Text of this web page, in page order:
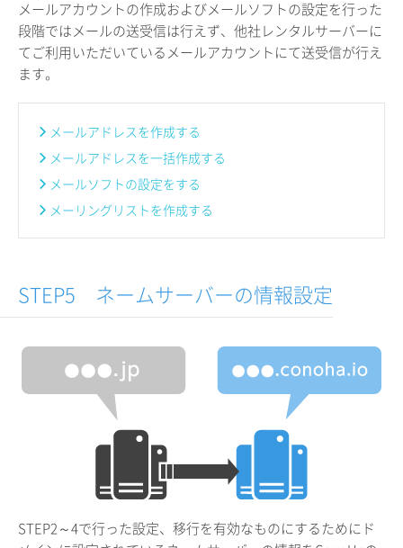
メールアカウントの作成およびメールソフトの設定を行った
段階ではメールの送受信は行えず、他社レンタルサーバーに
てご利用いただいているメールアカウントにて送受信が行え
ます。
メールアドレスを作成する
メールアドレスを一括作成する
メールソフトの設定をする
メーリングリストを作成する
STEP5 ネームサーバーの情報設定
STEP2～4で行った設定、移行を有効なものにするためにド